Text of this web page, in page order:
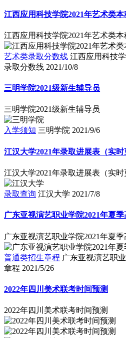
江西应用科技学院2021年艺术类
江西应用科技学院2021年艺术类
艺术类录取分数线 江西应用科技
录取分数线 2021/10/8
三明学院2021级新生辅导员
三明学院2021级新生辅导员
入学须知 三明学院 2021/9/6
江汉大学2021年录取进展表（实时
江汉大学2021年录取进展表（实时
录取查询 江汉大学 2021/7/8
广东亚视演艺职业学院2021年夏
广东亚视演艺职业学院2021年夏
普通类招生章程 广东亚视演艺职
章程 2021/5/26
2022年四川美术联考时间预测
2022年四川美术联考时间预测